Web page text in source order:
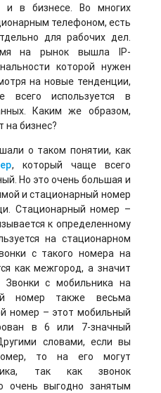
и в бизнесе. Во многих
телефоном, есть
для рабочих дел.
на рынок вышла IP-
которой нужен
на новые тенденции,
используется в
Каким же образом,
бизнес?
о таком понятии, как
, который чаще всего
Но это очень большая и
и стационарный номер
Стационарный номер –
к определенному
на стационарном
с такого номера на
как межгород, а значит
с мобильника на
номер также весьма
номер – этот мобильный
в 6 или 7-значный
словами, если вы
то на его могут
так как звонок
очень выгодно занятым